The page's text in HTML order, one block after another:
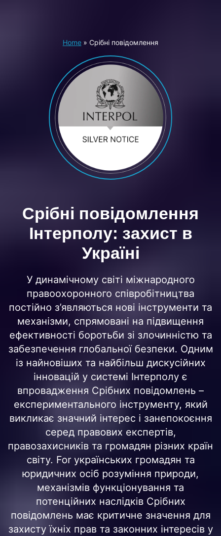
Home » Срібні повідомлення
Срібні повідомлення
Інтерполу: захист в
Україні
У динамічному світі міжнародного
правоохоронного співробітництва
постійно з’являються нові інструменти та
механізми, спрямовані на підвищення
ефективності боротьби зі злочинністю та
забезпечення глобальної безпеки. Одним
із найновіших та найбільш дискусійних
інновацій у системі Інтерполу є
впровадження Срібних повідомлень –
експериментального інструменту, який
викликає значний інтерес і занепокоєння
серед правових експертів,
правозахисників та громадян різних країн
світу. For українських громадян та
юридичних осіб розуміння природи,
механізмів функціонування та
потенційних наслідків Срібних
повідомлень має критичне значення для
захисту їхніх прав та законних інтересів у